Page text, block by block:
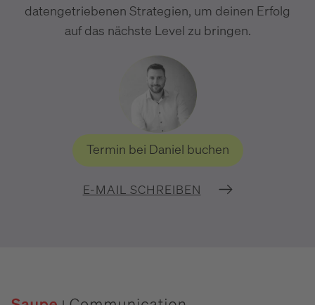
datengetriebenen Strategien, um deinen Erfolg
auf das nächste Level zu bringen.
Termin bei Daniel buchen
E-MAIL SCHREIBEN